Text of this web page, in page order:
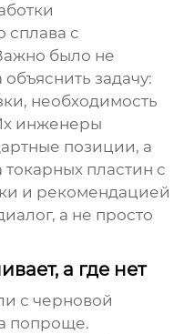
сплава с
было не
объяснить задачу:
необходимость
инженеры
позиции, а
токарных пластин с
и рекомендацией
а не просто
а где нет
с черновой
попроще.